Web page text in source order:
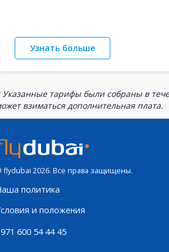
Узнать больше
Указанные тарифы были собраны в
взиматься дополнительная плата.
flydubai 2026. Все права защищены.
политика
и положения
600 54 44 45